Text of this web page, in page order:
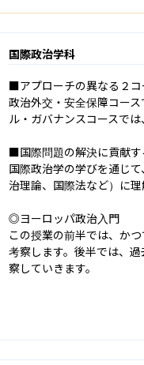
国際政治学科
■アプローチの異なる２コ
政治外交・安全保障コー
ル・ガバナンスコースで
■国際問題の解決に貢献
国際政治学の学びを通じ
治理論、国際法など）に
◎ヨーロッパ政治入門
この授業の前半では、か
考察します。後半では、
察していきます。